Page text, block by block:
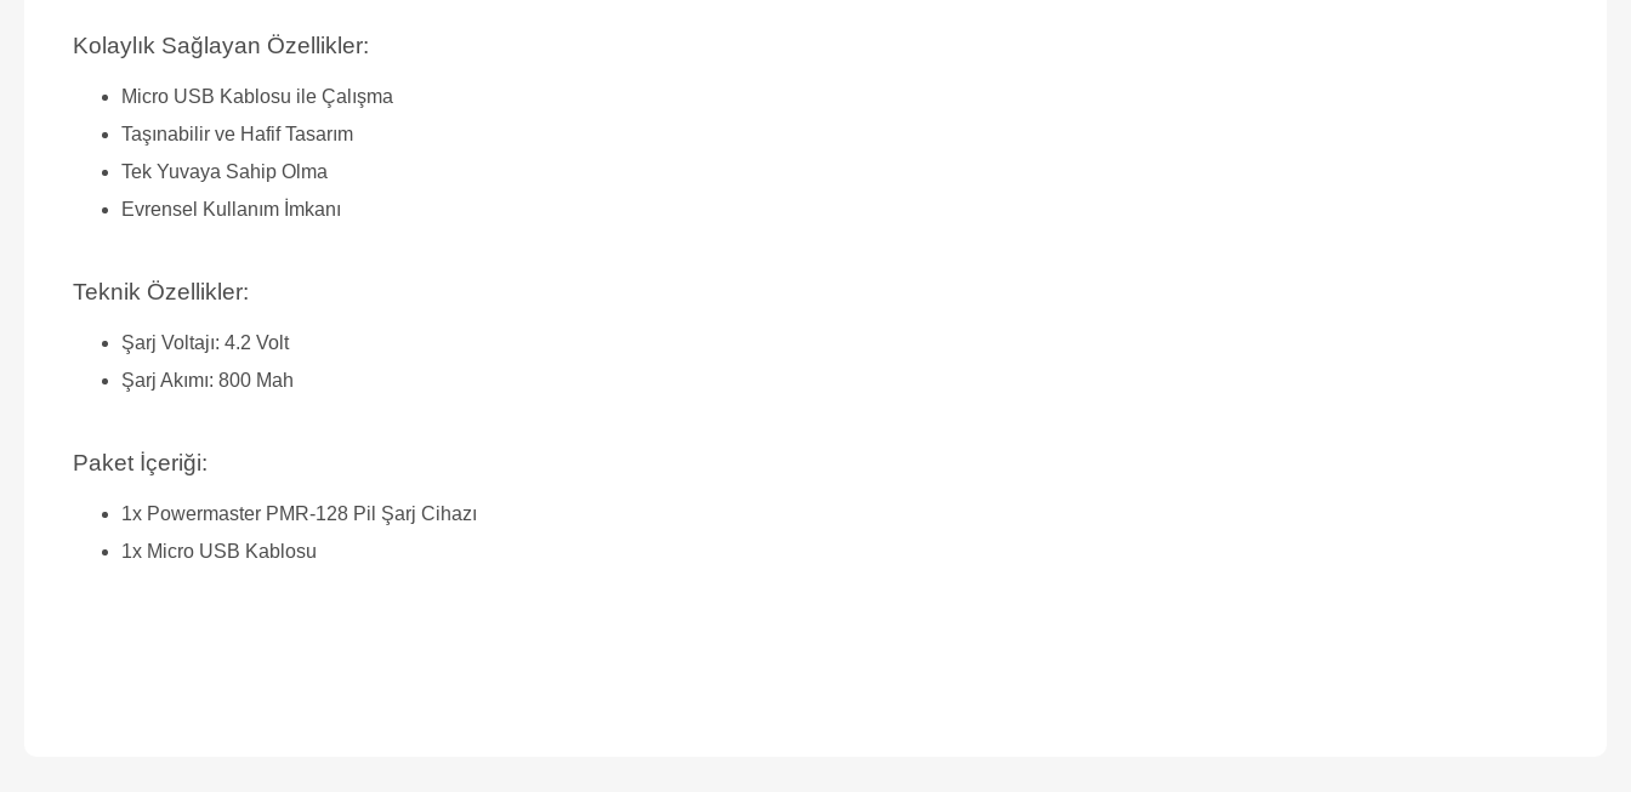
Kolaylık Sağlayan Özellikler:
Micro USB Kablosu ile Çalışma
Taşınabilir ve Hafif Tasarım
Tek Yuvaya Sahip Olma
Evrensel Kullanım İmkanı
Teknik Özellikler:
Şarj Voltajı: 4.2 Volt
Şarj Akımı: 800 Mah
Paket İçeriği:
1x Powermaster PMR-128 Pil Şarj Cihazı
1x Micro USB Kablosu